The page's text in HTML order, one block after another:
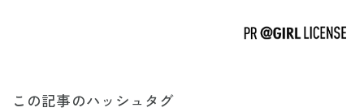
この記事のハッシュタグ